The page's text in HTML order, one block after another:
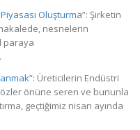
Oluşturma”: Şirketin
nesnelerin
paraya
”: Üreticilerin Endüstri
önüne seren ve bununla
geçtiğimiz nisan ayında